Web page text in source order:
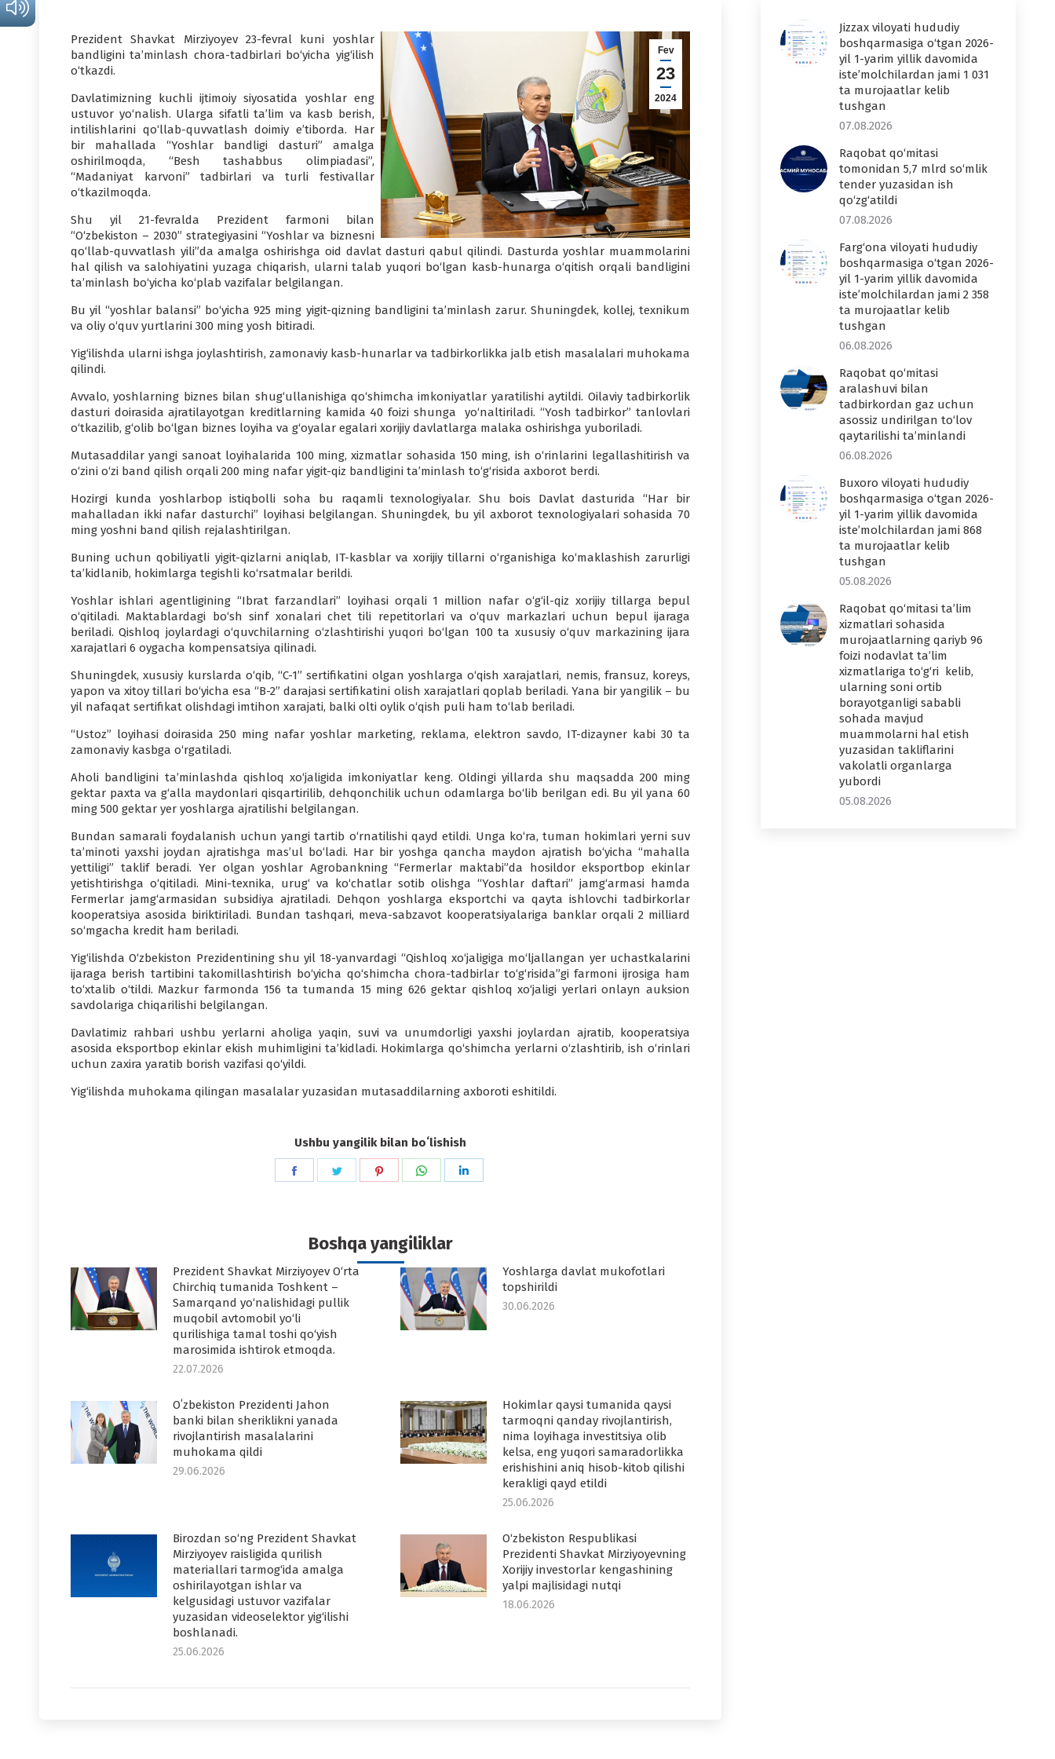
Fev
23
2024
Prezident Shavkat Mirziyoyev 23-fevral kuni yoshlar
bandligini ta’minlash chora-tadbirlari bo‘yicha yig‘ilish
o‘tkazdi.
Davlatimizning kuchli ijtimoiy siyosatida yoshlar eng
ustuvor yo‘nalish. Ularga sifatli ta’lim va kasb berish,
intilishlarini qo‘llab-quvvatlash doimiy e’tiborda. Har
bir mahallada “Yoshlar bandligi dasturi” amalga
oshirilmoqda, “Besh tashabbus olimpiadasi”,
“Madaniyat karvoni” tadbirlari va turli festivallar
o‘tkazilmoqda.
Shu yil 21-fevralda Prezident farmoni bilan
“O‘zbekiston – 2030” strategiyasini “Yoshlar va biznesni
qo‘llab-quvvatlash yili”da amalga oshirishga oid davlat dasturi qabul qilindi. Dasturda yoshlar muammolarini
hal qilish va salohiyatini yuzaga chiqarish, ularni talab yuqori bo‘lgan kasb-hunarga o‘qitish orqali bandligini
ta’minlash bo‘yicha ko‘plab vazifalar belgilangan.
Bu yil “yoshlar balansi” bo‘yicha 925 ming yigit-qizning bandligini ta’minlash zarur. Shuningdek, kollej, texnikum
va oliy o‘quv yurtlarini 300 ming yosh bitiradi.
Yig‘ilishda ularni ishga joylashtirish, zamonaviy kasb-hunarlar va tadbirkorlikka jalb etish masalalari muhokama
qilindi.
Avvalo, yoshlarning biznes bilan shug‘ullanishiga qo‘shimcha imkoniyatlar yaratilishi aytildi. Oilaviy tadbirkorlik
dasturi doirasida ajratilayotgan kreditlarning kamida 40 foizi shunga yo‘naltiriladi. “Yosh tadbirkor” tanlovlari
o‘tkazilib, g‘olib bo‘lgan biznes loyiha va g‘oyalar egalari xorijiy davlatlarga malaka oshirishga yuboriladi.
Mutasaddilar yangi sanoat loyihalarida 100 ming, xizmatlar sohasida 150 ming, ish o‘rinlarini legallashitirish va
o‘zini o‘zi band qilish orqali 200 ming nafar yigit-qiz bandligini ta’minlash to‘g‘risida axborot berdi.
Hozirgi kunda yoshlarbop istiqbolli soha bu raqamli texnologiyalar. Shu bois Davlat dasturida “Har bir
mahalladan ikki nafar dasturchi” loyihasi belgilangan. Shuningdek, bu yil axborot texnologiyalari sohasida 70
ming yoshni band qilish rejalashtirilgan.
Buning uchun qobiliyatli yigit-qizlarni aniqlab, IT-kasblar va xorijiy tillarni o‘rganishiga ko‘maklashish zarurligi
ta’kidlanib, hokimlarga tegishli ko‘rsatmalar berildi.
Yoshlar ishlari agentligining “Ibrat farzandlari” loyihasi orqali 1 million nafar o‘g‘il-qiz xorijiy tillarga bepul
o‘qitiladi. Maktablardagi bo‘sh sinf xonalari chet tili repetitorlari va o‘quv markazlari uchun bepul ijaraga
beriladi. Qishloq joylardagi o‘quvchilarning o‘zlashtirishi yuqori bo‘lgan 100 ta xususiy o‘quv markazining ijara
xarajatlari 6 oygacha kompensatsiya qilinadi.
Shuningdek, xususiy kurslarda o‘qib, “C-1” sertifikatini olgan yoshlarga o‘qish xarajatlari, nemis, fransuz, koreys,
yapon va xitoy tillari bo‘yicha esa “B-2” darajasi sertifikatini olish xarajatlari qoplab beriladi. Yana bir yangilik – bu
yil nafaqat sertifikat olishdagi imtihon xarajati, balki olti oylik o‘qish puli ham to‘lab beriladi.
“Ustoz” loyihasi doirasida 250 ming nafar yoshlar marketing, reklama, elektron savdo, IT-dizayner kabi 30 ta
zamonaviy kasbga o‘rgatiladi.
Aholi bandligini ta’minlashda qishloq xo‘jaligida imkoniyatlar keng. Oldingi yillarda shu maqsadda 200 ming
gektar paxta va g‘alla maydonlari qisqartirilib, dehqonchilik uchun odamlarga bo‘lib berilgan edi. Bu yil yana 60
ming 500 gektar yer yoshlarga ajratilishi belgilangan.
Bundan samarali foydalanish uchun yangi tartib o‘rnatilishi qayd etildi. Unga ko‘ra, tuman hokimlari yerni suv
ta’minoti yaxshi joydan ajratishga mas’ul bo‘ladi. Har bir yoshga qancha maydon ajratish bo‘yicha “mahalla
yettiligi” taklif beradi. Yer olgan yoshlar Agrobankning “Fermerlar maktabi”da hosildor eksportbop ekinlar
yetishtirishga o‘qitiladi. Mini-texnika, urug‘ va ko‘chatlar sotib olishga “Yoshlar daftari” jamg‘armasi hamda
Fermerlar jamg‘armasidan subsidiya ajratiladi. Dehqon yoshlarga eksportchi va qayta ishlovchi tadbirkorlar
kooperatsiya asosida biriktiriladi. Bundan tashqari, meva-sabzavot kooperatsiyalariga banklar orqali 2 milliard
so‘mgacha kredit ham beriladi.
Yig‘ilishda O‘zbekiston Prezidentining shu yil 18-yanvardagi “Qishloq xo‘jaligiga mo‘ljallangan yer uchastkalarini
ijaraga berish tartibini takomillashtirish bo‘yicha qo‘shimcha chora-tadbirlar to‘g‘risida”gi farmoni ijrosiga ham
to‘xtalib o‘tildi. Mazkur farmonda 156 ta tumanda 15 ming 626 gektar qishloq xo‘jaligi yerlari onlayn auksion
savdolariga chiqarilishi belgilangan.
Davlatimiz rahbari ushbu yerlarni aholiga yaqin, suvi va unumdorligi yaxshi joylardan ajratib, kooperatsiya
asosida eksportbop ekinlar ekish muhimligini ta’kidladi. Hokimlarga qo‘shimcha yerlarni o‘zlashtirib, ish o‘rinlari
uchun zaxira yaratib borish vazifasi qo‘yildi.
Yig‘ilishda muhokama qilingan masalalar yuzasidan mutasaddilarning axboroti eshitildi.
Ushbu yangilik bilan boʻlishish
Share
Share
Share
Share
Boshqa yangiliklar
Prezident Shavkat Mirziyoyev O‘rta
Chirchiq tumanida Toshkent –
Samarqand yo‘nalishidagi pullik
muqobil avtomobil yo‘li
qurilishiga tamal toshi qo‘yish
marosimida ishtirok etmoqda.
22.07.2026
Yoshlarga davlat mukofotlari
topshirildi
30.06.2026
Oʻzbekiston Prezidenti Jahon
banki bilan sheriklikni yanada
rivojlantirish masalalarini
muhokama qildi
29.06.2026
Hokimlar qaysi tumanida qaysi
tarmoqni qanday rivojlantirish,
nima loyihaga investitsiya olib
kelsa, eng yuqori samaradorlikka
erishishini aniq hisob-kitob qilishi
kerakligi qayd etildi
25.06.2026
Birozdan so‘ng Prezident Shavkat
Mirziyoyev raisligida qurilish
materiallari tarmog‘ida amalga
oshirilayotgan ishlar va
kelgusidagi ustuvor vazifalar
yuzasidan videoselektor yig‘ilishi
boshlanadi.
25.06.2026
O‘zbekiston Respublikasi
Prezidenti Shavkat Mirziyoyevning
Xorijiy investorlar kengashining
yalpi majlisidagi nutqi
18.06.2026
Jizzax viloyati hududiy
boshqarmasiga o‘tgan 2026-
yil 1-yarim yillik davomida
iste’molchilardan jami 1 031
ta murojaatlar kelib
tushgan
07.08.2026
Raqobat qo‘mitasi
tomonidan 5,7 mlrd so‘mlik
tender yuzasidan ish
qo‘zg‘atildi
07.08.2026
Farg‘ona viloyati hududiy
boshqarmasiga o‘tgan 2026-
yil 1-yarim yillik davomida
iste’molchilardan jami 2 358
ta murojaatlar kelib
tushgan
06.08.2026
Raqobat qo‘mitasi
aralashuvi bilan
tadbirkordan gaz uchun
asossiz undirilgan to‘lov
qaytarilishi ta’minlandi
06.08.2026
Buxoro viloyati hududiy
boshqarmasiga o‘tgan 2026-
yil 1-yarim yillik davomida
iste’molchilardan jami 868
ta murojaatlar kelib
tushgan
05.08.2026
Raqobat qo‘mitasi ta’lim
xizmatlari sohasida
murojaatlarning qariyb 96
foizi nodavlat ta’lim
xizmatlariga to‘g‘ri kelib,
ularning soni ortib
borayotganligi sababli
sohada mavjud
muammolarni hal etish
yuzasidan takliflarini
vakolatli organlarga
yubordi
05.08.2026